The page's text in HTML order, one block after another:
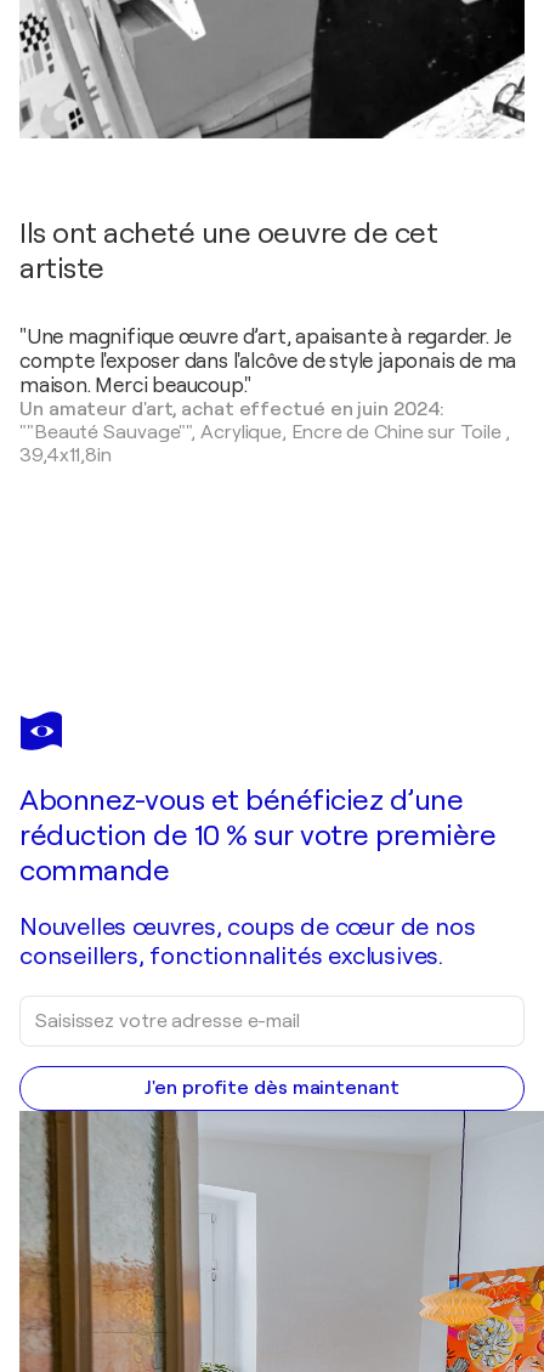
Ils ont acheté une oeuvre de cet
artiste
"Une magnifique œuvre d’art, apaisante à regarder. Je
compte l'exposer dans l'alcôve de style japonais de ma
maison. Merci beaucoup."
Un amateur d'art, achat effectué en juin 2024:
""Beauté Sauvage"", Acrylique, Encre de Chine sur Toile,
39,4x11,8in
SOPHIE DUPLAIN
"Ramage 1P"
Abonnez-vous et bénéficiez d’une
réduction de 10 % sur votre première
commande
Nouvelles œuvres, coups de cœur de nos
conseillers, fonctionnalités exclusives.
J'en profite dès maintenant